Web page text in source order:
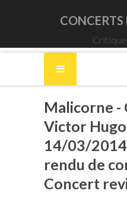
CONCERTS
Malicorne -
Victor Hugo
14/03/
rendu de
Concert